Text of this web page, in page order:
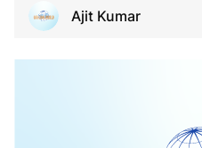
Ajit Kumar